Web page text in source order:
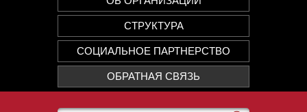
СТРУКТУРА
СОЦИАЛЬНОЕ ПАРТНЕРСТВО
ОБРАТНАЯ СВЯЗЬ